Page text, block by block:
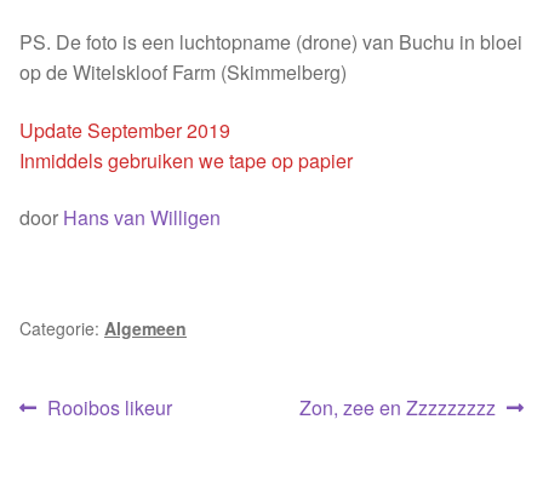
PS. De foto is een luchtopname (drone) van Buchu in bloei
op de Witelskloof Farm (Skimmelberg)
Update September 2019
Inmiddels gebruiken we tape op papier
door Hans van Willigen
Categorie: Algemeen
Bericht
Vorig
Rooibos likeur
Volgend
Zon, zee en Zzzzzzzzz